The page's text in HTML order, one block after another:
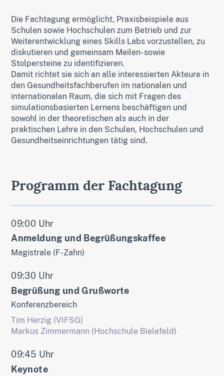
Die Fachtagung ermöglicht, Praxisbeispiele aus
Schulen sowie Hochschulen zum Betrieb und zur
Weiterentwicklung eines Skills Labs vorzustellen, zu
diskutieren und gemeinsam Meilen- sowie
Stolpersteine zu identifizieren.
Damit richtet sie sich an alle interessierten Akteure in
den Gesundheitsfachberufen im nationalen und
internationalen Raum, die sich mit Fragen des
simulationsbasierten Lernens beschäftigen und
sowohl in der theoretischen als auch in der
praktischen Lehre in den Schulen, Hochschulen und
Gesundheitseinrichtungen tätig sind.
Programm der Fachtagung
09:00 Uhr
Anmeldung und Begrüßungskaffee
Magistrale (F-Zahn)
09:30 Uhr
Begrüßung und Grußworte
Konferenzbereich
Tim Herzig (VIFSG)
Markus Zimmermann (Hochschule Bielefeld)
09:45 Uhr
Keynote